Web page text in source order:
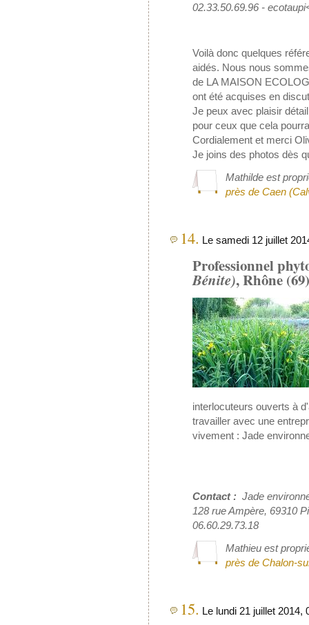
02.33.50.69.96 -
Voilà donc quelques
aidés. Nous nous
de LA MAISON
ont été acquises en
Je peux avec plaisir
pour ceux que cela
Cordialement et merci
Je joins des photos dès
Mathilde est
près de Caen
14. Le samedi 12 juillet
Professionnel
Bénite), Rhône
interlocuteurs ouverts à
travailler avec une
vivement : Jade
Contact : Jade
128 rue Ampère, 69310
06.60.29.73.18
Mathieu est
près de Chalon-
15. Le lundi 21 juillet 2014,